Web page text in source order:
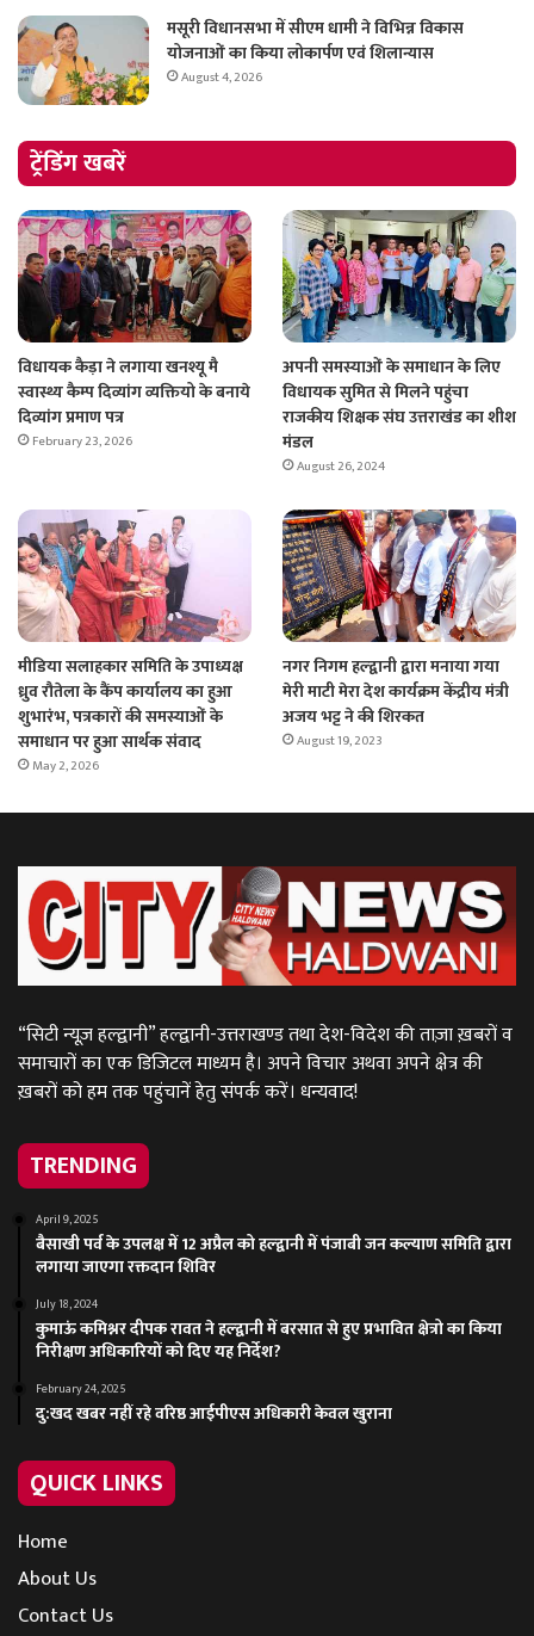
मसूरी विधानसभा में सीएम धामी ने विभिन्न विकास
योजनाओं का किया लोकार्पण एवं शिलान्यास
August 4, 2026
ट्रेंडिंग खबरें
विधायक कैड़ा ने लगाया खनश्यू मै
स्वास्थ्य कैम्प दिव्यांग व्यक्तियो के बनाये
दिव्यांग प्रमाण पत्र
February 23, 2026
अपनी समस्याओं के समाधान के लिए
विधायक सुमित से मिलने पहुंचा
राजकीय शिक्षक संघ उत्तराखंड का शीश
मंडल
August 26, 2024
मीडिया सलाहकार समिति के उपाध्यक्ष
ध्रुव रौतेला के कैंप कार्यालय का हुआ
शुभारंभ, पत्रकारों की समस्याओं के
समाधान पर हुआ सार्थक संवाद
May 2, 2026
नगर निगम हल्द्वानी द्वारा मनाया गया
मेरी माटी मेरा देश कार्यक्रम केंद्रीय मंत्री
अजय भट्ट ने की शिरकत
August 19, 2023
“सिटी न्यूज़ हल्द्वानी” हल्द्वानी-उत्तराखण्ड तथा देश-विदेश की ताज़ा ख़बरों व
समाचारों का एक डिजिटल माध्यम है। अपने विचार अथवा अपने क्षेत्र की
ख़बरों को हम तक पहुंचानें हेतु संपर्क करें। धन्यवाद!
TRENDING
April 9, 2025
बैसाखी पर्व के उपलक्ष में 12 अप्रैल को हल्द्वानी में पंजाबी जन कल्याण समिति द्वारा
लगाया जाएगा रक्तदान शिविर
July 18, 2024
कुमाऊं कमिश्नर दीपक रावत ने हल्द्वानी में बरसात से हुए प्रभावित क्षेत्रो का किया
निरीक्षण अधिकारियों को दिए यह निर्देश?
February 24, 2025
दु:खद खबर नहीं रहे वरिष्ठ आईपीएस अधिकारी केवल खुराना
QUICK LINKS
Home
About Us
Contact Us